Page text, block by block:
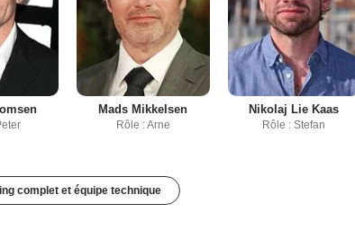
Mads Mikkelsen
Rôle : Arne
Nikolaj Lie Kaas
Rôle : Stefan
complet et équipe technique